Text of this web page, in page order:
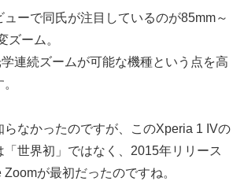
ューで同氏が注目しているのが85mm～
ズーム。
連続ズームが可能な機種という点を高
らなかったのですが、このXperia 1 IVの
世界初」ではなく、2015年リリース
が最初だったのですね。